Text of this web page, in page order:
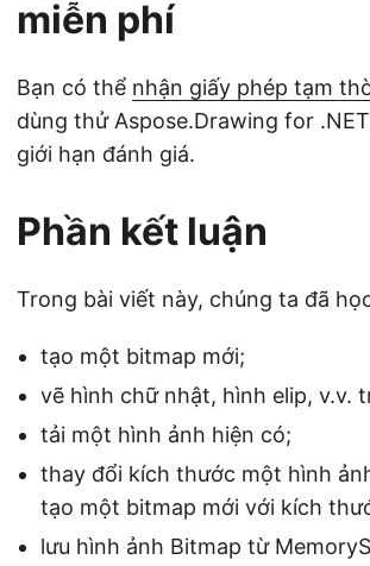
miễn phí
Bạn có thể nhận giấy phép tạm
dùng thử Aspose.Drawing for
giới hạn đánh giá.
Phần kết luận
Trong bài viết này, chúng ta đã
tạo một bitmap mới;
vẽ hình chữ nhật, hình elip, v.v.
tải một hình ảnh hiện có;
thay đổi kích thước một hình
tạo một bitmap mới với kích
lưu hình ảnh Bitmap từ